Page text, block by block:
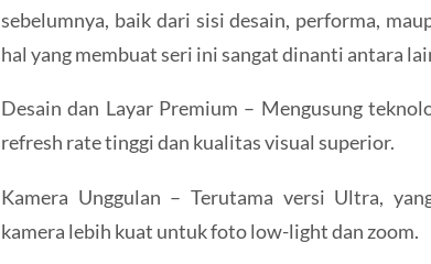
sebelumnya, baik dari sisi desain, performa,
hal yang membuat seri ini sangat dinanti antara
Desain dan Layar Premium – Mengusung
refresh rate tinggi dan kualitas visual superior.
Kamera Unggulan – Terutama versi Ultra,
kamera lebih kuat untuk foto low-light dan zoom.